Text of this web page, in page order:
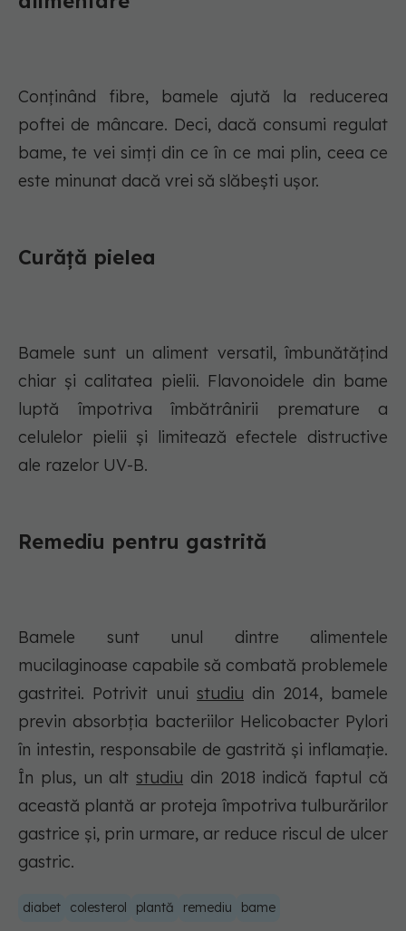
Conținând fibre, bamele ajută la reducerea
poftei de mâncare. Deci, dacă consumi regulat
bame, te vei simți din ce în ce mai plin, ceea ce
este minunat dacă vrei să slăbești ușor.
Curăță pielea
Bamele sunt un aliment versatil, îmbunătățind
chiar și calitatea pielii. Flavonoidele din bame
luptă împotriva îmbătrânirii premature a
celulelor pielii și limitează efectele distructive
ale razelor UV-B.
Remediu pentru gastrită
Bamele sunt unul dintre alimentele
mucilaginoase capabile să combată problemele
gastritei. Potrivit unui studiu din 2014, bamele
previn absorbția bacteriilor Helicobacter Pylori
în intestin, responsabile de gastrită și inflamație.
În plus, un alt studiu din 2018 indică faptul că
această plantă ar proteja împotriva tulburărilor
gastrice și, prin urmare, ar reduce riscul de ulcer
gastric.
diabet colesterol plantă remediu bame